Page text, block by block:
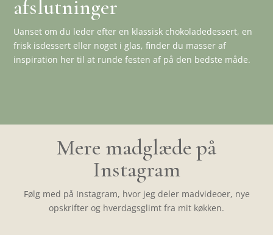
afslutninger
Uanset om du leder efter en klassisk chokoladedessert, en
frisk isdessert eller noget i glas, finder du masser af
inspiration her til at runde festen af på den bedste måde.
Mere madglæde på
Instagram
Følg med på Instagram, hvor jeg deler madvideoer, nye
opskrifter og hverdagsglimt fra mit køkken.